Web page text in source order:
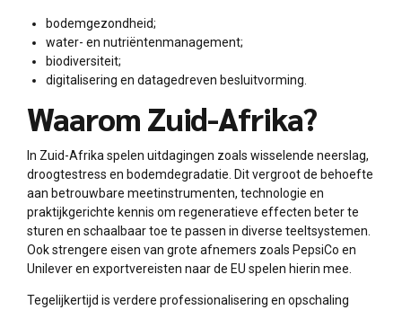
bodemgezondheid;
water- en nutriëntenmanagement;
biodiversiteit;
digitalisering en datagedreven besluitvorming.
Waarom Zuid-Afrika?
In Zuid-Afrika spelen uitdagingen zoals wisselende neerslag,
droogtestress en bodemdegradatie. Dit vergroot de behoefte
aan betrouwbare meetinstrumenten, technologie en
praktijkgerichte kennis om regeneratieve effecten beter te
sturen en schaalbaar toe te passen in diverse teeltsystemen.
Ook strengere eisen van grote afnemers zoals PepsiCo en
Unilever en exportvereisten naar de EU spelen hierin mee.
Tegelijkertijd is verdere professionalisering en opschaling